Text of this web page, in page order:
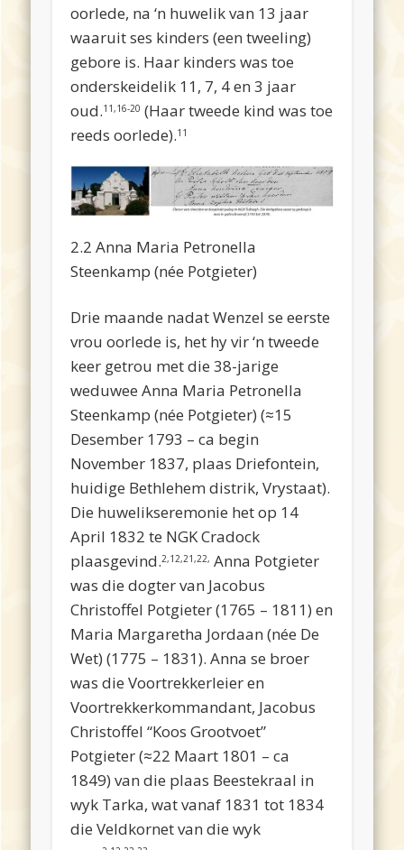
oorlede, na ‘n huwelik van 13 jaar
waaruit ses kinders (een tweeling)
gebore is. Haar kinders was toe
onderskeidelik 11, 7, 4 en 3 jaar
oud.11,16-20 (Haar tweede kind was toe
reeds oorlede).11
2.2 Anna Maria Petronella
Steenkamp (née Potgieter)
Drie maande nadat Wenzel se eerste
vrou oorlede is, het hy vir ‘n tweede
keer getrou met die 38-jarige
weduwee Anna Maria Petronella
Steenkamp (née Potgieter) (≈15
Desember 1793 – ca begin
November 1837, plaas Driefontein,
huidige Bethlehem distrik, Vrystaat).
Die huwelikseremonie het op 14
April 1832 te NGK Cradock
plaasgevind.2,12,21,22, Anna Potgieter
was die dogter van Jacobus
Christoffel Potgieter (1765 – 1811) en
Maria Margaretha Jordaan (née De
Wet) (1775 – 1831). Anna se broer
was die Voortrekkerleier en
Voortrekkerkommandant, Jacobus
Christoffel “Koos Grootvoet”
Potgieter (≈22 Maart 1801 – ca
1849) van die plaas Beestekraal in
wyk Tarka, wat vanaf 1831 tot 1834
die Veldkornet van die wyk